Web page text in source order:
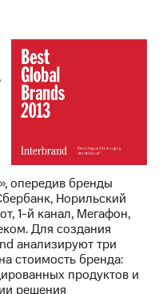
опередив бренды
Норильский
1-й канал, Мегафон,
Для создания
анализируют три
стоимость бренда:
продуктов и
решения